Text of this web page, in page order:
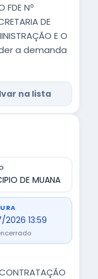
FDE Nº
DE
E O
a demanda
na lista
DE MUANA
13:59